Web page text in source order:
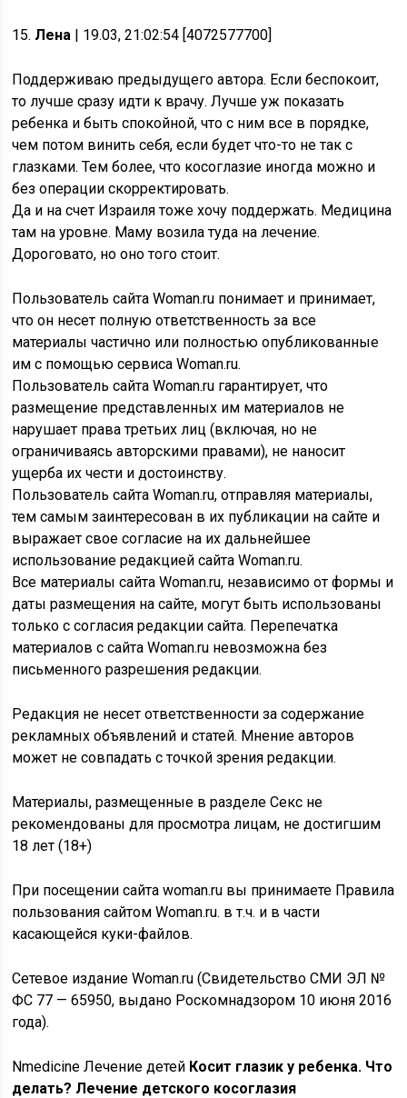
15. Лена | 19.03, 21:02:54 [4072577700]
Поддерживаю предыдущего автора. Если беспокоит,
то лучше сразу идти к врачу. Лучше уж показать
ребенка и быть спокойной, что с ним все в порядке,
чем потом винить себя, если будет что-то не так с
глазками. Тем более, что косоглазие иногда можно и
без операции скорректировать.
Да и на счет Израиля тоже хочу поддержать. Медицина
там на уровне. Маму возила туда на лечение.
Дороговато, но оно того стоит.
Пользователь сайта Woman.ru понимает и принимает,
что он несет полную ответственность за все
материалы частично или полностью опубликованные
им с помощью сервиса Woman.ru.
Пользователь сайта Woman.ru гарантирует, что
размещение представленных им материалов не
нарушает права третьих лиц (включая, но не
ограничиваясь авторскими правами), не наносит
ущерба их чести и достоинству.
Пользователь сайта Woman.ru, отправляя материалы,
тем самым заинтересован в их публикации на сайте и
выражает свое согласие на их дальнейшее
использование редакцией сайта Woman.ru.
Все материалы сайта Woman.ru, независимо от формы и
даты размещения на сайте, могут быть использованы
только с согласия редакции сайта. Перепечатка
материалов с сайта Woman.ru невозможна без
письменного разрешения редакции.
Редакция не несет ответственности за содержание
рекламных объявлений и статей. Мнение авторов
может не совпадать с точкой зрения редакции.
Материалы, размещенные в разделе Секс не
рекомендованы для просмотра лицам, не достигшим
18 лет (18+)
При посещении сайта woman.ru вы принимаете Правила
пользования сайтом Woman.ru. в т.ч. и в части
касающейся куки-файлов.
Сетевое издание Woman.ru (Свидетельство СМИ ЭЛ №
ФС 77 — 65950, выдано Роскомнадзором 10 июня 2016
года).
Nmedicine Лечение детей Косит глазик у ребенка. Что
делать? Лечение детского косоглазия